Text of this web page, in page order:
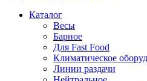
Каталог
Весы
Барное
Для Fast Food
Климатическое
Линии раздачи